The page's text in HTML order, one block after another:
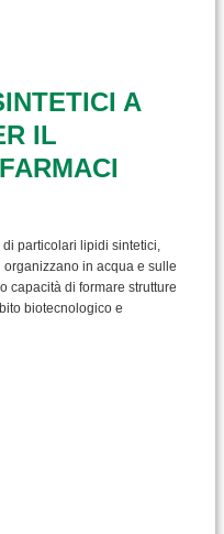
A
IL
particolari lipidi sintetici,
in acqua e sulle
capacità di formare strutture
biotecnologico e